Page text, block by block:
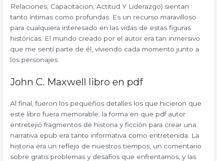
Relaciones, Capacitacion, Actitud Y Liderazgo) sientan
tanto íntimas como profundas. Es un recurso maravilloso
para cualquiera interesado en las vidas de estas figuras
históricas. El mundo creado por el autor era tan inmersivo
que me sentí parte de él, viviendo cada momento junto a
los personajes.
John C. Maxwell libro en pdf
Al final, fueron los pequeños detalles los que hicieron que
este libro fuera memorable, la forma en que pdf autor
entretejió fragmentos de historia y ficción para crear una
narrativa epub era tanto informativa como entretenida. La
historia era un reflejo de nuestros tiempos, un comentario
sobre gratis problemas y desafíos que enfrentamos, y las